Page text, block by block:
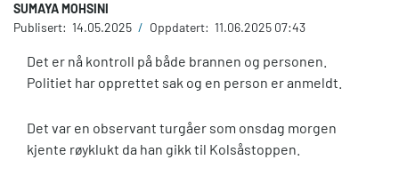
SUMAYA MOHSINI
Publisert: 14.05.2025 / Oppdatert: 11.06.2025 07:43
Det er nå kontroll på både brannen og personen.
Politiet har opprettet sak og en person er anmeldt.
Det var en observant turgåer som onsdag morgen
kjente røyklukt da han gikk til Kolsåstoppen.